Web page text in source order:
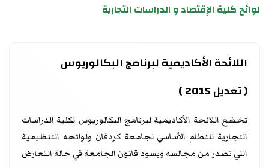
لوائح كلية الإقتصاد و الدراسات التجارية
اللائحة الأكاديمية لبرنامج البكالوريوس
( تعديل 2015 )
تخضع اللائحة الأكاديمية لبرنامج البكالوريوس لكلية الدراسات
التجارية للنظام الأساسي لجامعة كردفان ولوائحه التنظيمية
التي تصدر من مجالسه ويسود قانون الجامعة في حالة التعارض